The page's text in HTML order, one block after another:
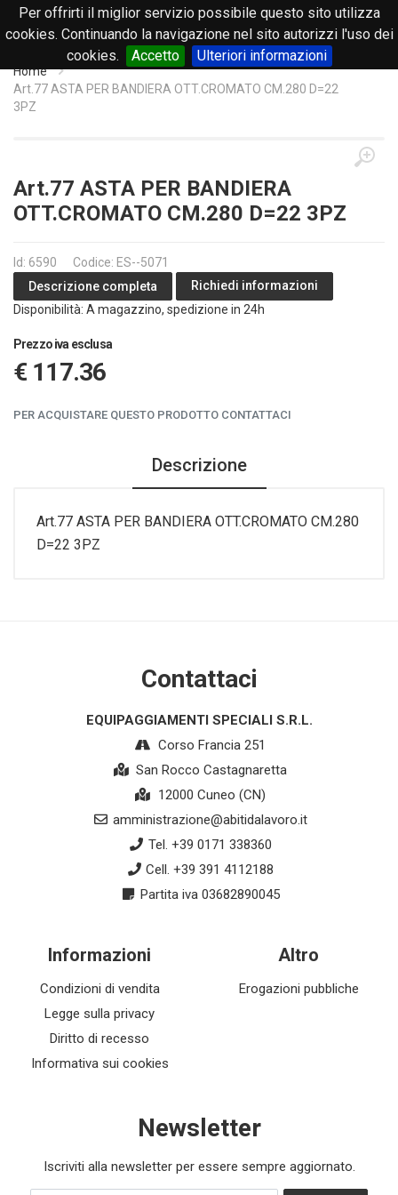
Per offrirti il miglior servizio possibile questo sito utilizza
cookies. Continuando la navigazione nel sito autorizzi l'uso dei
cookies.
Accetto Ulteriori informazioni
0
Home
Art.77 ASTA PER BANDIERA OTT.CROMATO CM.280 D=22
3PZ
Art.77 ASTA PER BANDIERA
OTT.CROMATO CM.280 D=22 3PZ
Id: 6590
Codice: ES--5071
Descrizione completa
Richiedi informazioni
Disponibilità: A magazzino, spedizione in 24h
Prezzo iva esclusa
€ 117.36
PER ACQUISTARE QUESTO PRODOTTO CONTATTACI
Descrizione
Art.77 ASTA PER BANDIERA OTT.CROMATO CM.280
D=22 3PZ
Contattaci
EQUIPAGGIAMENTI SPECIALI S.R.L.
Corso Francia 251
San Rocco Castagnaretta
12000 Cuneo (CN)
amministrazione@abitidalavoro.it
Tel. +39 0171 338360
Cell. +39 391 4112188
Partita iva 03682890045
Informazioni
Condizioni di vendita
Legge sulla privacy
Diritto di recesso
Informativa sui cookies
Altro
Erogazioni pubbliche
Newsletter
Iscriviti alla newsletter per essere sempre aggiornato.